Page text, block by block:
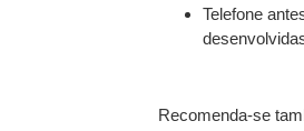
Telefone
Recomenda-se